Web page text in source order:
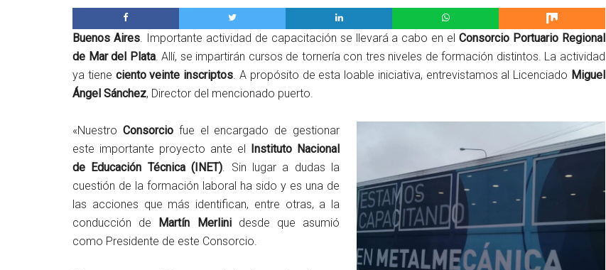
Buenos Aires. Importante actividad de capacitación se llevará a cabo en elConsorcio Portuario Regional
de Mar del Plata. Allí, se impartirán cursos de tornería con tres niveles de formación distintos. La actividad
ya tiene ciento veinte inscriptos . A propósito de esta loable iniciativa, entrevistamos al Licenciado Miguel
Ángel Sánchez, Director del mencionado puerto.
«Nuestro Consorcio fue el encargado de gestionar
este importante proyecto ante el Instituto Nacional
de Educación Técnica (INET) . Sin lugar a dudas la
cuestión de la formación laboral ha sido y es una de
las acciones que más identifican, entre otras, a la
conducción de Martín Merlinidesde que asumió
como Presidente de este Consorcio.